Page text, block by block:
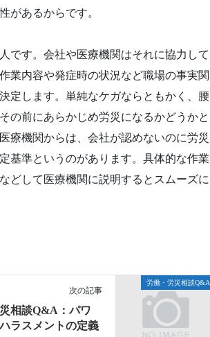
があるからです。
です。会社や医療機関はそれに協力して
業内容や発症時の状況など職場の事実関
定します。単純なケガならともかく、腰
の前にあらかじめ労災になるかどうかと
療機関からは、会社が認めないのに労災
基準というのがあります。具体的な作業
どして医療機関に説明するとスムーズに
労働・労災相談Q&A
次の記事
相談Q&A：パワ
ラスメントの定義